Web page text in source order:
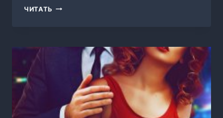
ЧИТАТЬ ВТОРАЯ